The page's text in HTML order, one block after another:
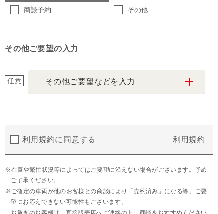
商談予約 その他
その他ご要望の入力
任意 その他ご要望などを入力
利用規約に同意する 利用規約
在庫や繁忙状況等によってはご要望に沿えない場合がございます。予め
ご了承ください。
ご指定の車両が他のお客様との商談により「売約済み」になる等、ご要
望にお応えできない可能性もございます。
お急ぎのお客様は、直接販売店へご連絡の上、商談をおすすめください。